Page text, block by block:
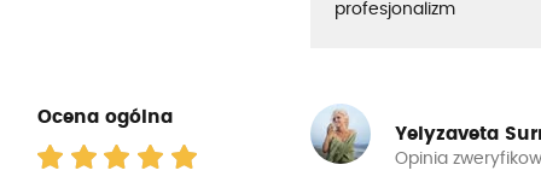
profesjonalizm
Ocena ogólna
Yelyzaveta
Opinia